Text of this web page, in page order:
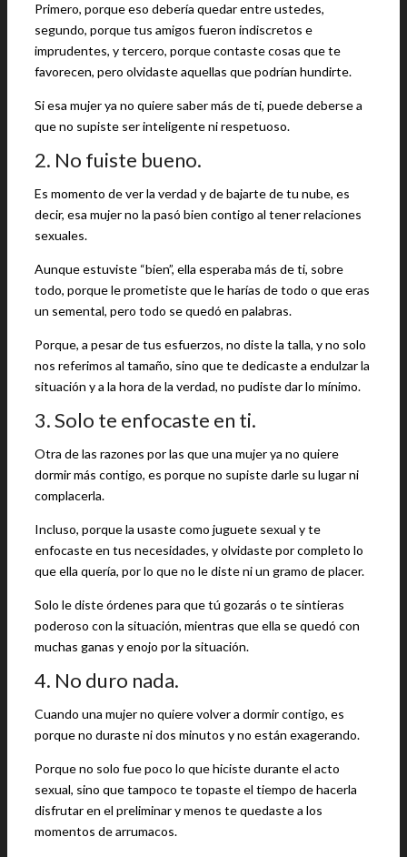
Primero, porque eso debería quedar entre ustedes,
segundo, porque tus amigos fueron indiscretos e
imprudentes, y tercero, porque contaste cosas que te
favorecen, pero olvidaste aquellas que podrían hundirte.
Si esa mujer ya no quiere saber más de ti, puede deberse a
que no supiste ser inteligente ni respetuoso.
2. No fuiste bueno.
Es momento de ver la verdad y de bajarte de tu nube, es
decir, esa mujer no la pasó bien contigo al tener relaciones
sexuales.
Aunque estuviste “bien”, ella esperaba más de ti, sobre
todo, porque le prometiste que le harías de todo o que eras
un semental, pero todo se quedó en palabras.
Porque, a pesar de tus esfuerzos, no diste la talla, y no solo
nos referimos al tamaño, sino que te dedicaste a endulzar la
situación y a la hora de la verdad, no pudiste dar lo mínimo.
3. Solo te enfocaste en ti.
Otra de las razones por las que una mujer ya no quiere
dormir más contigo, es porque no supiste darle su lugar ni
complacerla.
Incluso, porque la usaste como juguete sexual y te
enfocaste en tus necesidades, y olvidaste por completo lo
que ella quería, por lo que no le diste ni un gramo de placer.
Solo le diste órdenes para que tú gozarás o te sintieras
poderoso con la situación, mientras que ella se quedó con
muchas ganas y enojo por la situación.
4. No duro nada.
Cuando una mujer no quiere volver a dormir contigo, es
porque no duraste ni dos minutos y no están exagerando.
Porque no solo fue poco lo que hiciste durante el acto
sexual, sino que tampoco te topaste el tiempo de hacerla
disfrutar en el preliminar y menos te quedaste a los
momentos de arrumacos.